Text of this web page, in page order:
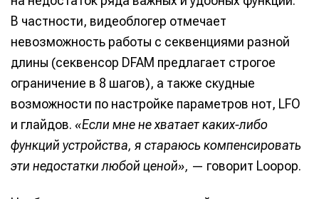
В частности, видеоблогер отмечает
невозможность работы с секвенциями разной
длины (секвенсор DFAM предлагает строгое
ограничение в 8 шагов), а также скудные
возможности по настройке параметров нот, LFO
и глайдов. «Если мне не хватает каких-либо
функций устройства, я стараюсь компенсировать
эти недостатки любой ценой», — говорит Loopop.